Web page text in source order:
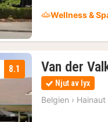
Wellness &
8.1 Van der
Njut av lyx
Belgien › Hainaut